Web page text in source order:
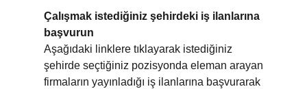
Çalışmak istediğiniz şehirdeki iş ilanlarına
başvurun
Aşağıdaki linklere tıklayarak istediğiniz
şehirde seçtiğiniz pozisyonda eleman arayan
firmaların yayınladığı iş ilanlarına başvurarak